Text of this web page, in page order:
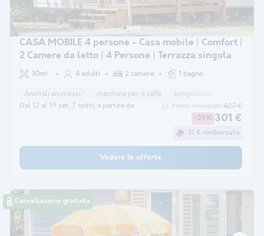
CASA MOBILE 4 persone - Casa mobile | Comfort |
2 Camere da letto | 4 Persone | Terrazza singola
30m² 4 adulti 2 camere 1 bagno
Animali ammessi * macchina per il caffè congelatore
Dal 12 al 19 set, 7 notti, a partire da Prezzo consigliato:427 €
-29% 301 €
31 € rimborsato
Vedere le offerte
Cancellazione gratuita